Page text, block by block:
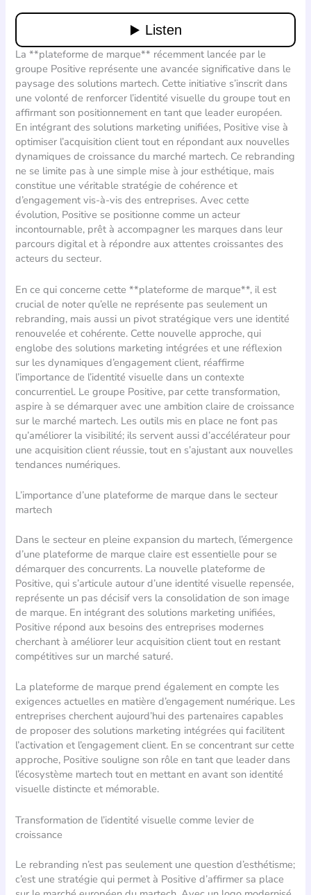
La **plateforme de marque** récemment lancée par le
groupe Positive représente une avancée significative dans le
paysage des solutions martech. Cette initiative s’inscrit dans
une volonté de renforcer l’identité visuelle du groupe tout en
affirmant son positionnement en tant que leader européen.
En intégrant des solutions marketing unifiées, Positive vise à
optimiser l’acquisition client tout en répondant aux nouvelles
dynamiques de croissance du marché martech. Ce rebranding
ne se limite pas à une simple mise à jour esthétique, mais
constitue une véritable stratégie de cohérence et
d’engagement vis-à-vis des entreprises. Avec cette
évolution, Positive se positionne comme un acteur
incontournable, prêt à accompagner les marques dans leur
parcours digital et à répondre aux attentes croissantes des
acteurs du secteur.
En ce qui concerne cette **plateforme de marque**, il est
crucial de noter qu’elle ne représente pas seulement un
rebranding, mais aussi un pivot stratégique vers une identité
renouvelée et cohérente. Cette nouvelle approche, qui
englobe des solutions marketing intégrées et une réflexion
sur les dynamiques d’engagement client, réaffirme
l’importance de l’identité visuelle dans un contexte
concurrentiel. Le groupe Positive, par cette transformation,
aspire à se démarquer avec une ambition claire de croissance
sur le marché martech. Les outils mis en place ne font pas
qu’améliorer la visibilité; ils servent aussi d’accélérateur pour
une acquisition client réussie, tout en s’ajustant aux nouvelles
tendances numériques.
L’importance d’une plateforme de marque dans le secteur
martech
Dans le secteur en pleine expansion du martech, l’émergence
d’une plateforme de marque claire est essentielle pour se
démarquer des concurrents. La nouvelle plateforme de
Positive, qui s’articule autour d’une identité visuelle repensée,
représente un pas décisif vers la consolidation de son image
de marque. En intégrant des solutions marketing unifiées,
Positive répond aux besoins des entreprises modernes
cherchant à améliorer leur acquisition client tout en restant
compétitives sur un marché saturé.
La plateforme de marque prend également en compte les
exigences actuelles en matière d’engagement numérique. Les
entreprises cherchent aujourd’hui des partenaires capables
de proposer des solutions marketing intégrées qui facilitent
l’activation et l’engagement client. En se concentrant sur cette
approche, Positive souligne son rôle en tant que leader dans
l’écosystème martech tout en mettant en avant son identité
visuelle distincte et mémorable.
Transformation de l’identité visuelle comme levier de
croissance
Le rebranding n’est pas seulement une question d’esthétisme;
c’est une stratégie qui permet à Positive d’affirmer sa place